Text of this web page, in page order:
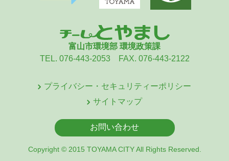
富山市環境部 環境政策課
TEL. 076-443-2053 FAX. 076-443-2122
プライバシー・セキュリティーポリシー
サイトマップ
お問い合わせ
Copyright © 2015 TOYAMA CITY All Rights Reserved.